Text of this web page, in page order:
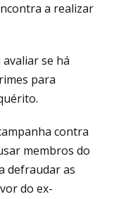
a realizar
se há
para
contra
membros do
defraudar as
do ex-